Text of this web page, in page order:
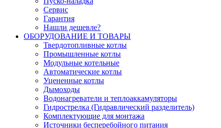
Сервис
Гарантия
Нашли дешевле?
ОБОРУДОВАНИЕ И ТОВАРЫ
Твердотопливные котлы
Промышленные котлы
Модульные котельные
Автоматические котлы
Уцененные котлы
Дымоходы
Водонагреватели и теплоаккамуляторы
Гидрострелка (Гидравлический разделитель)
Комплектующие для монтажа
Источники бесперебойного питания